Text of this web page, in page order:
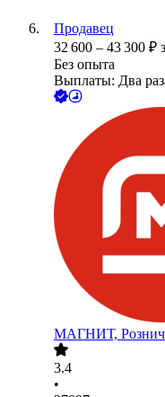
Продавец
32 600 – 43 300 ₽
Без опыта
Выплаты: Два
МАГНИТ,
3.4
•